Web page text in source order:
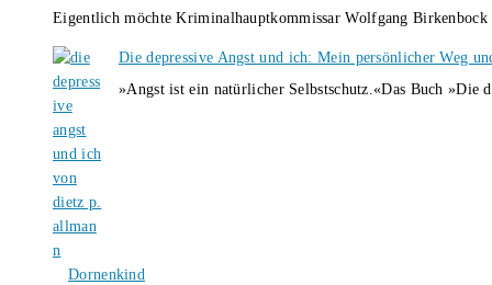
Eigentlich möchte Kriminalhauptkommissar Wolfgang
Die depressive Angst und ich: Mein persönlicher Weg
»Angst ist ein natürlicher Selbstschutz.«Das Buch
Dornenkind